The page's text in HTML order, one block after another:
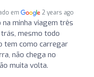
em 2 years ago
na minha viagem três
mesmo todo
tem como carregar
não chega no
muita volta.